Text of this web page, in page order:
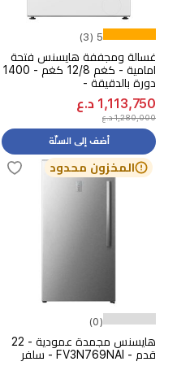
5 (3)
غسالة ومجففة هايسنس فتحة
امامية - كغم 12/8 كغم - 1400
دورة بالدقيقة -
سنة 2026
1,113,750 د.ع
1,280,000 د.ع
أضف إلى السلّة
المخزون محدود
(0)
هايسنس مجمدة عمودية - 22
قدم - FV3N769NAI - سلفر